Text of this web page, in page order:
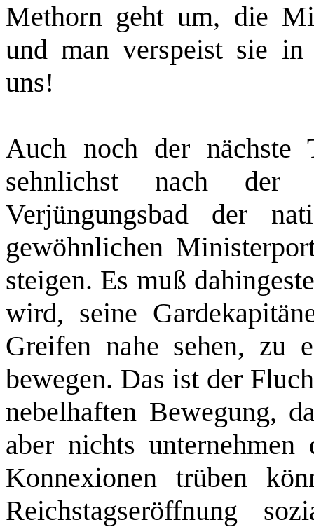
Methorn geht um, die
und man verspeist sie in
uns!
Auch noch der nächste
sehnlichst nach
Verjüngungsbad der
gewöhnlichen
steigen. Es muß
wird, seine
Greifen nahe sehen, zu
bewegen. Das ist der
nebelhaften Bewegung,
aber nichts
Konnexionen trüben
Reichstagseröffnung